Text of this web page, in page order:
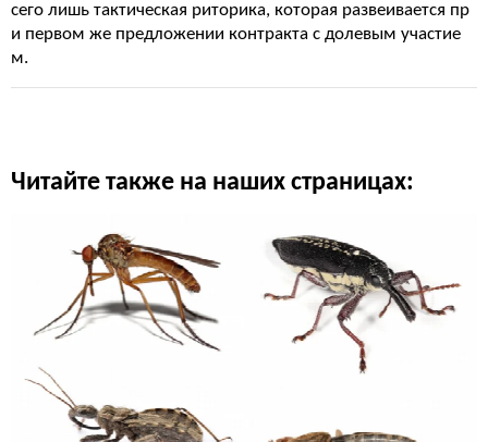
сего лишь тактическая риторика, которая развеивается пр
и первом же предложении контракта с долевым участие
м.
Читайте также на наших страницах: